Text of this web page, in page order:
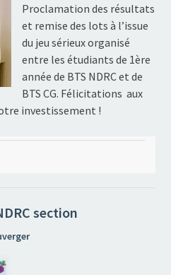
Proclamation des résultats
et remise des lots à l’issue
du jeu sérieux organisé
entre les étudiants de 1ère
année de BTS NDRC et de
BTS CG. Félicitations aux
investissement !
section